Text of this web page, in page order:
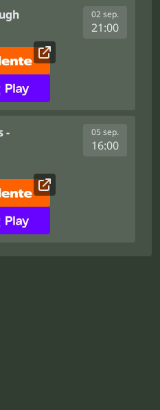
02 sep.
21:00
-
05 sep.
16:00